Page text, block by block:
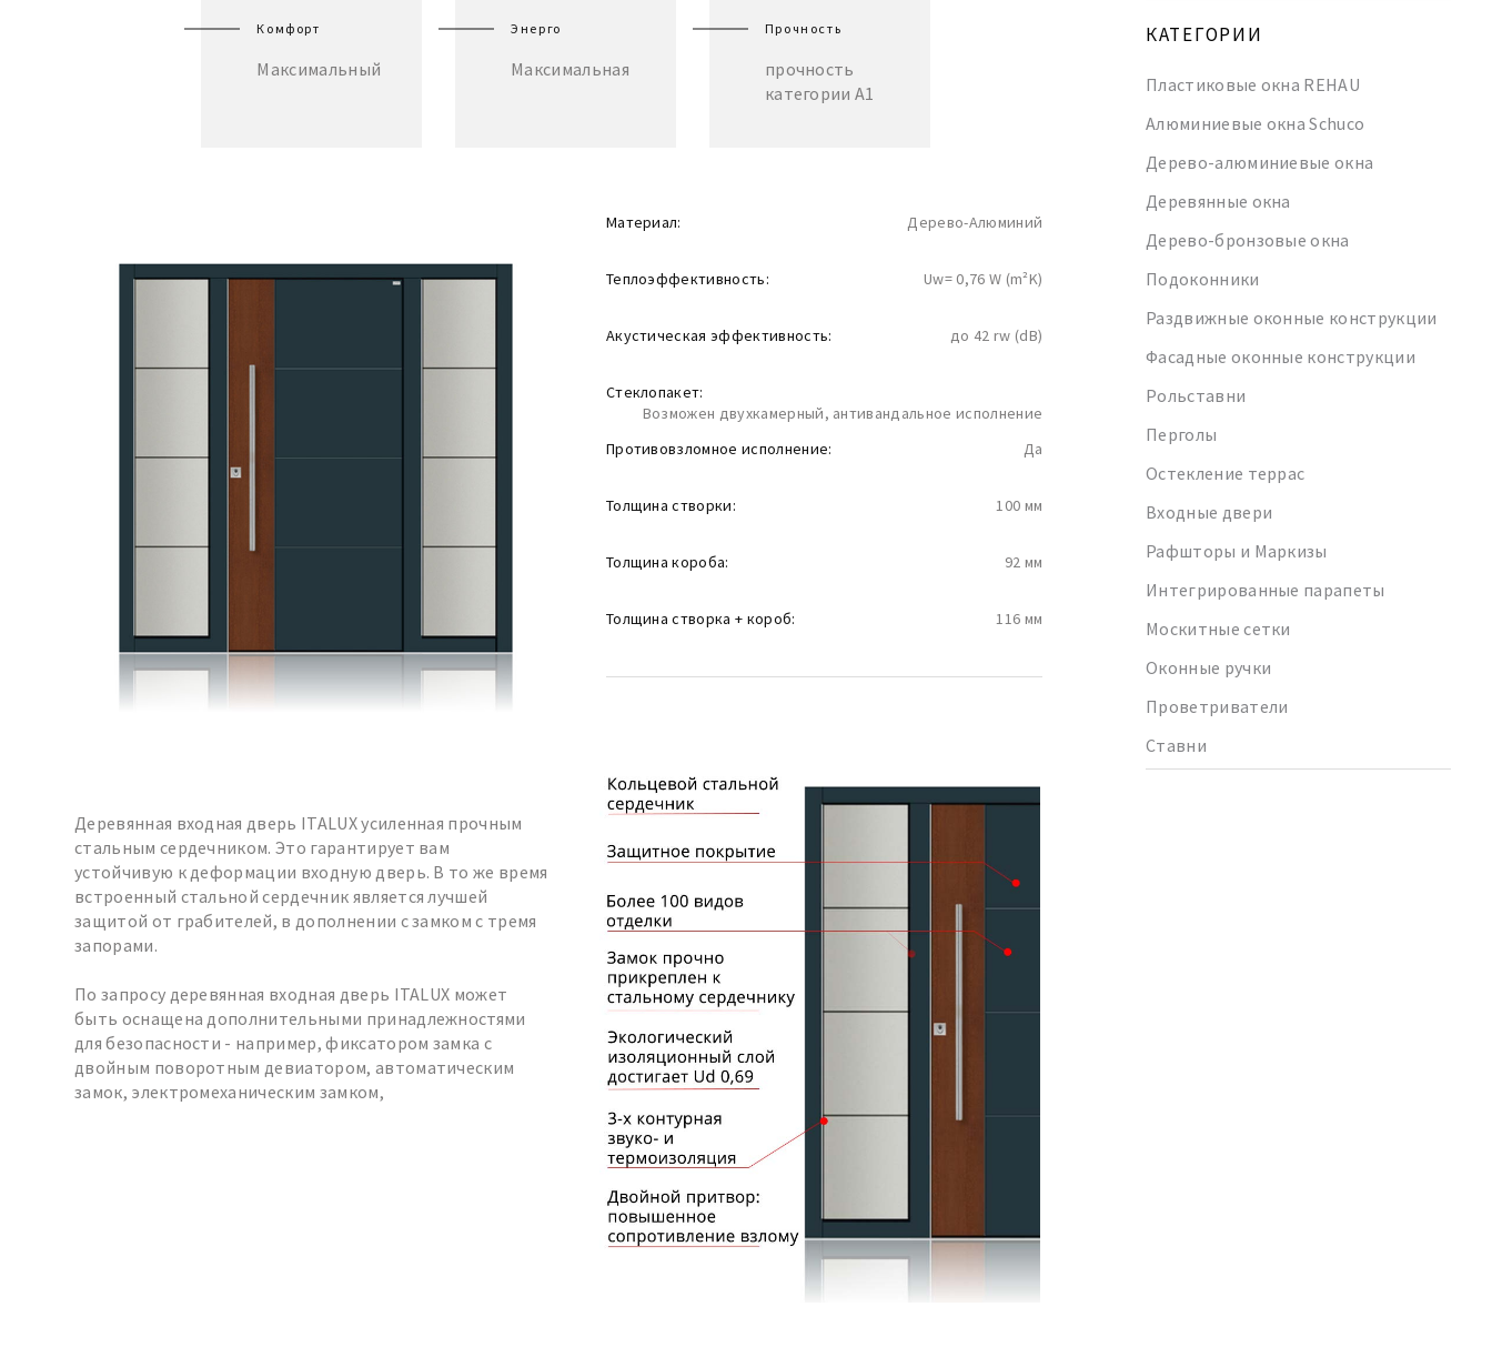
Комфорт
Максимальный
Энерго
Максимальная
Прочность
прочность
категории А1
Материал: Дерево-Алюминий
Теплоэффективность: Uw= 0,76 W (m²K)
Акустическая эффективность: до 42 rw (dB)
Стеклопакет:
Возможен двухкамерный, антивандальное исполнение
Противовзломное исполнение:
Да
Толщина створки: 100 мм
Толщина короба: 92 мм
Толщина створка + короб: 116 мм
Деревянная входная дверь ITALUX усиленная прочным
стальным сердечником. Это гарантирует вам
устойчивую к деформации входную дверь. В то же время
встроенный стальной сердечник является лучшей
защитой от грабителей, в дополнении с замком с тремя
запорами.
По запросу деревянная входная дверь ITALUX может
быть оснащена дополнительными принадлежностями
для безопасности - например, фиксатором замка с
двойным поворотным девиатором, автоматическим
замок, электромеханическим замком,
КАТЕГОРИИ
Пластиковые окна REHAU
Алюминиевые окна Schuco
Дерево-алюминиевые окна
Деревянные окна
Дерево-бронзовые окна
Подоконники
Раздвижные оконные конструкции
Фасадные оконные конструкции
Рольставни
Перголы
Остекление террас
Входные двери
Рафшторы и Маркизы
Интегрированные парапеты
Москитные сетки
Оконные ручки
Проветриватели
Ставни